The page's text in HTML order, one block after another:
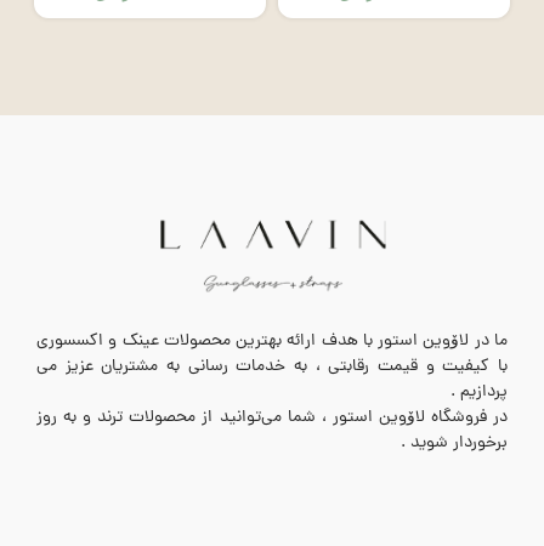
ما در لاۆوین استور با هدف ارائه بهترین محصولات عینک و اکسسوری
با کیفیت و قیمت رقابتی ، به خدمات رسانی به مشتریان عزیز می
پردازیم .
در فروشگاه لاۆوین استور ، شما می‌توانید از محصولات ترند و به روز
برخوردار شوید .